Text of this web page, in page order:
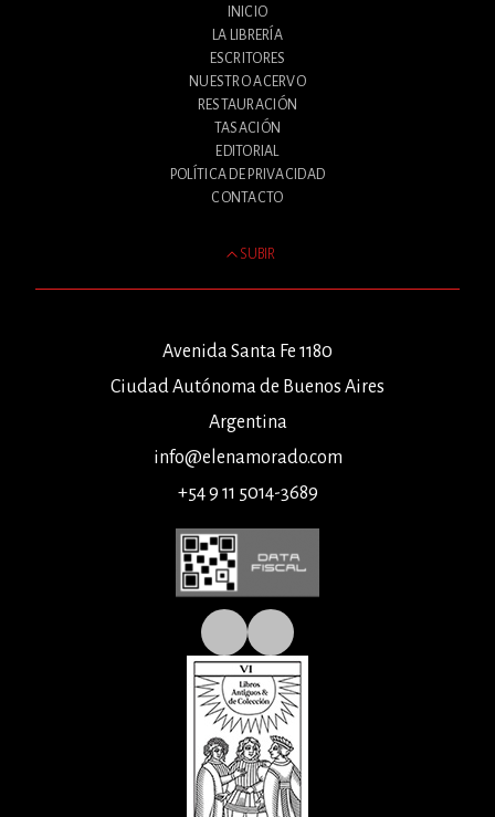
INICIO
LA LIBRERÍA
ESCRITORES
NUESTRO ACERVO
RESTAURACIÓN
TASACIÓN
EDITORIAL
POLÍTICA DE PRIVACIDAD
CONTACTO
SUBIR
Avenida Santa Fe 1180
Ciudad Autónoma de Buenos Aires
Argentina
info@elenamorado.com
+54 9 11 5014-3689